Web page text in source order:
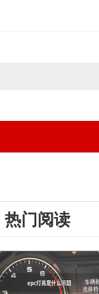
热门阅读